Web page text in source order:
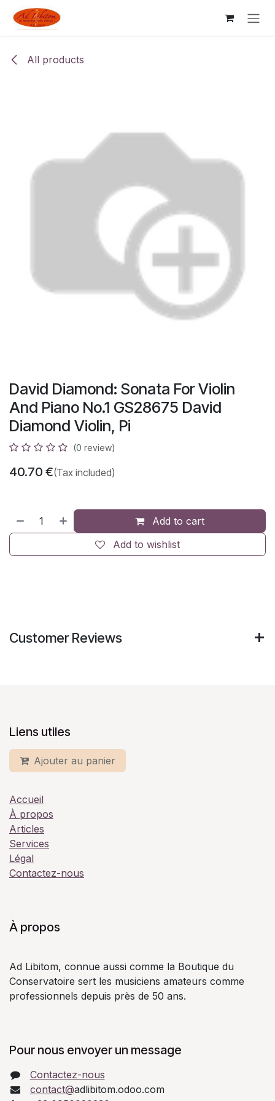
Skip to Content
All products
David Diamond: Sonata For Violin
And Piano No.1 GS28675 David
Diamond Violin, Pi
(0 review)
40.70 €(Tax included)
Add to cart
Add to wishlist
Customer Reviews
Liens utiles
Ajouter au panier
Accueil
À propos
Articles
Services
Légal
Contactez-nous
À propos
Ad Libitom, connue aussi comme la Boutique du
Conservatoire sert les musiciens amateurs comme
professionnels depuis près de 50 ans.
Pour nous envoyer un message
Contactez-nous
contact@adlibitom.odoo.com